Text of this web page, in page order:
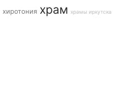
хиротония храм храмы иркутска